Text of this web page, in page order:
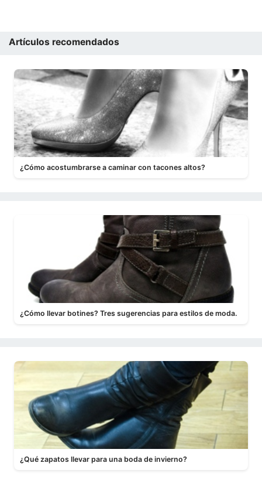
Artículos recomendados
¿Cómo acostumbrarse a caminar con tacones altos?
¿Cómo llevar botines? Tres sugerencias para estilos de moda.
¿Qué zapatos llevar para una boda de invierno?